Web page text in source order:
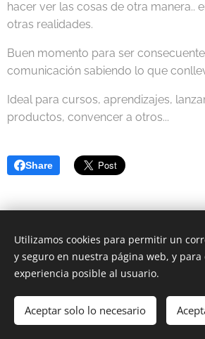
hacer ver las cosas de otra manera..
otras realidades.
Buen momento para ser
comunicación sabiendo lo que
Ideal para cursos, aprendizajes,
productos, convencer a otros...
Share
2023 Astrología Positiva | Todos los
Cookies
Utilizamos cookies para permitir un
y seguro en nuestra página web, y
experiencia posible al usuario.
Aceptar solo lo necesario